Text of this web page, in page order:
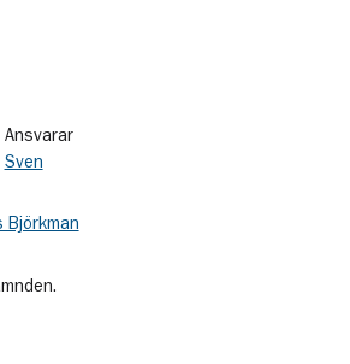
Sven
Björkman